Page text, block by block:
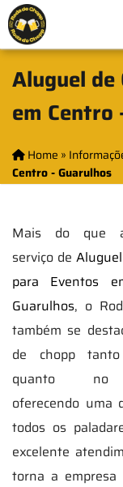
Aluguel de
em Centro
Home »
Centro - Guarulhos
Mais do que
serviço de
para Eventos
Guarulhos, o
também se
de chopp
quanto no
oferecendo uma
todos os
excelente
torna a empresa